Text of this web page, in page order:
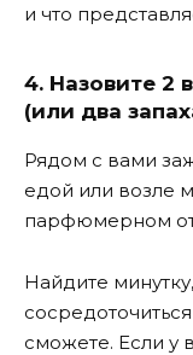
и что
4. Назовите 2
(или два
Рядом с вами
едой или возле
парфюмерном
Найдите
сможете. Если у